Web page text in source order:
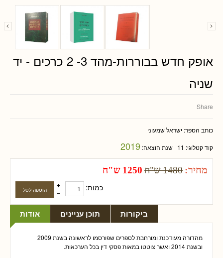
אופק חדש בבוררות-מהד 3- 2 כרכים - יד
שניה
Share
כותב הספר: ישראל שמעוני
קוד קטלוגי: 11 שנת הוצאה: 2019
מחיר: 1480 ש"ח 1250 ש"ח
כמות:
אודות תוכן עניינים ביקורות
מהדורה מעודכנת ומורחבת לספרים שפורסמו לראשונה בשנת 2009
ובשנת 2014 ואשר צוטטו במאות פסקי דין בכל הערכאות.